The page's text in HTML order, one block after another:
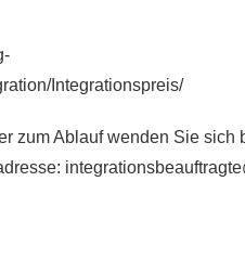
Integrationspreis/
zum Ablauf wenden Sie sich